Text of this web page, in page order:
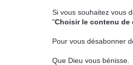
Si vous souhaitez vous
"Choisir le contenu de
Pour vous désabonner
Que Dieu vous bénisse.